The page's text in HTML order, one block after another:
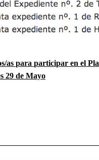
as para participar en el
29 de Mayo